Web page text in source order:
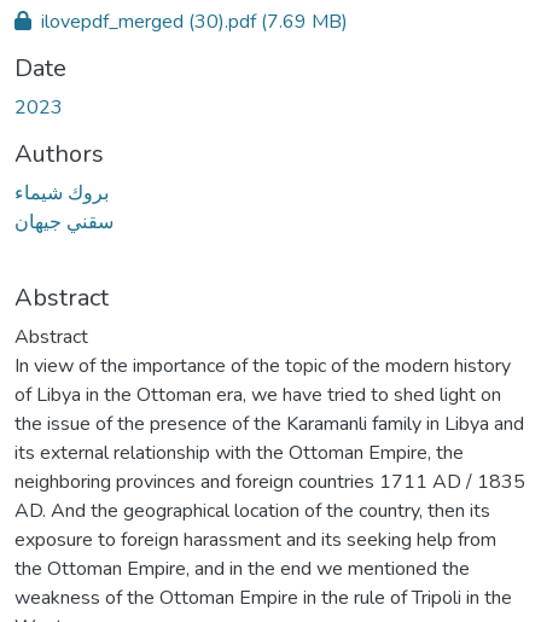
ilovepdf_merged (30).pdf(7.69 MB)
Date
2023
Authors
بروك شيماء
سقني جيهان
Abstract
Abstract
In view of the importance of the topic of the modern history
of Libya in the Ottoman era, we have tried to shed light on
the issue of the presence of the Karamanli family in Libya and
its external relationship with the Ottoman Empire, the
neighboring provinces and foreign countries 1711 AD / 1835
AD. And the geographical location of the country, then its
exposure to foreign harassment and its seeking help from
the Ottoman Empire, and in the end we mentioned the
weakness of the Ottoman Empire in the rule of Tripoli in the